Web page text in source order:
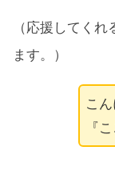
（応援してく
ます。）
こん
『